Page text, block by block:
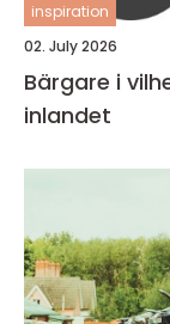
inspiration
02. July 2026
Bärgare i vilhelmina trygg
inlandet